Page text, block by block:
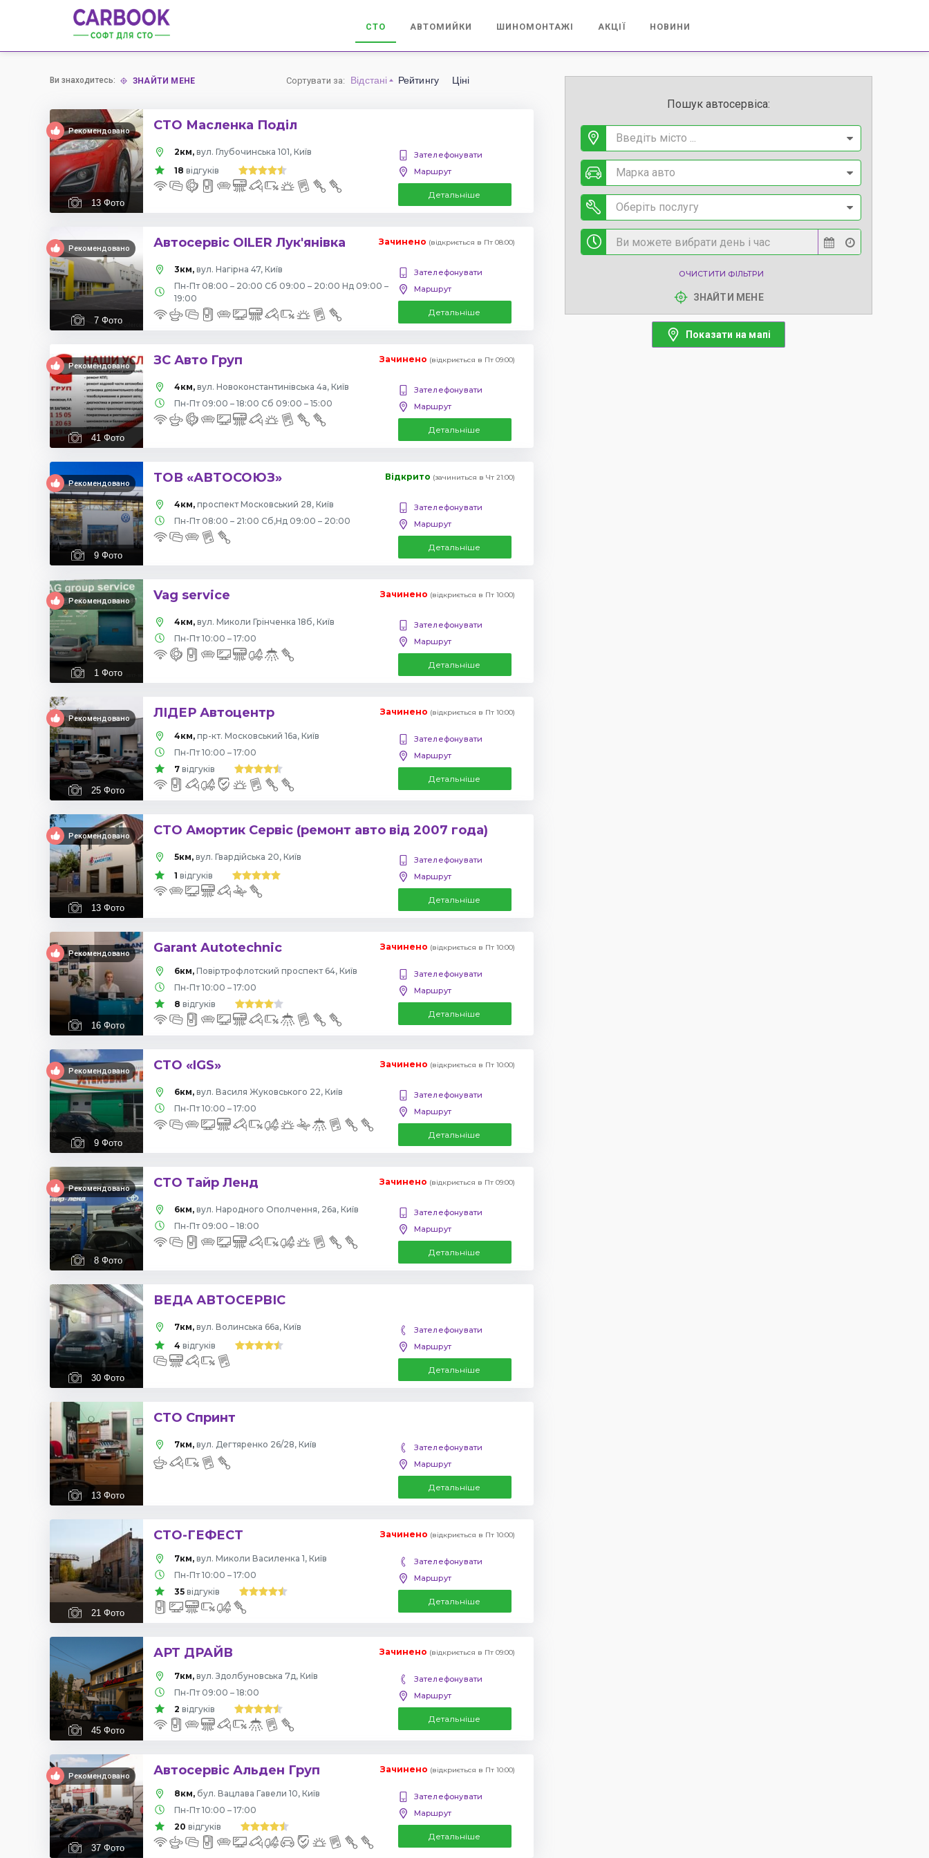
СТО АВТОМИЙКИ ШИНОМОНТАЖІ АКЦІЇ НОВИНИ
Ви знаходитесь: ЗНАЙТИ МЕНЕ Сортувати за: Відстані Рейтингу Ціні
Рекомендовано
13 Фото
СТО Масленка Поділ
2км, вул. Глубочинська 101, Київ
18 відгуків
Зателефонувати
Маршрут
Детальніше
Рекомендовано
7 Фото
Автосервіс OILER Лук'янівка Зачинено (відкриється в Пт 08:00)
3км, вул. Нагірна 47, Київ
Пн-Пт 08:00 – 20:00 Сб 09:00 – 20:00 Нд 09:00 –
19:00
Зателефонувати
Маршрут
Детальніше
Рекомендовано
41 Фото
ЗС Авто Груп Зачинено (відкриється в Пт 09:00)
4км, вул. Новоконстантинівська 4а, Київ
Пн-Пт 09:00 – 18:00 Сб 09:00 – 15:00
Зателефонувати
Маршрут
Детальніше
Рекомендовано
9 Фото
ТОВ «АВТОСОЮЗ» Відкрито (зачиниться в Чт 21:00)
4км, проспект Московський 28, Київ
Пн-Пт 08:00 – 21:00 Сб,Нд 09:00 – 20:00
Зателефонувати
Маршрут
Детальніше
Рекомендовано
1 Фото
Vag service Зачинено (відкриється в Пт 10:00)
4км, вул. Миколи Грінченка 18б, Київ
Пн-Пт 10:00 – 17:00
Зателефонувати
Маршрут
Детальніше
Рекомендовано
25 Фото
ЛІДЕР Автоцентр Зачинено (відкриється в Пт 10:00)
4км, пр-кт. Московський 16а, Київ
Пн-Пт 10:00 – 17:00
7 відгуків
Зателефонувати
Маршрут
Детальніше
Рекомендовано
13 Фото
СТО Амортик Сервіс (ремонт авто від 2007 года)
5км, вул. Гвардійська 20, Київ
1 відгуків
Зателефонувати
Маршрут
Детальніше
Рекомендовано
16 Фото
Garant Autotechnic Зачинено (відкриється в Пт 10:00)
6км,
Повіртрофлотский проспект 64, Київ
Пн-Пт 10:00 – 17:00
8 відгуків
Зателефонувати
Маршрут
Детальніше
Рекомендовано
9 Фото
СТО «IGS» Зачинено (відкриється в Пт 10:00)
6км, вул. Василя Жуковського 22, Київ
Пн-Пт 10:00 – 17:00
Зателефонувати
Маршрут
Детальніше
Рекомендовано
8 Фото
СТО Тайр Ленд Зачинено (відкриється в Пт 09:00)
6км, вул. Народного Ополчення, 26а, Київ
Пн-Пт 09:00 – 18:00
Зателефонувати
Маршрут
Детальніше
30 Фото
ВЕДА АВТОСЕРВІС
7км, вул. Волинська 66а, Київ
4 відгуків
Зателефонувати
Маршрут
Детальніше
13 Фото
СТО Спринт
7км, вул. Дегтяренко 26/28, Київ
Зателефонувати
Маршрут
Детальніше
21 Фото
СТО-ГЕФЕСТ Зачинено (відкриється в Пт 10:00)
7км, вул. Миколи Василенка 1, Київ
Пн-Пт 10:00 – 17:00
35 відгуків
Зателефонувати
Маршрут
Детальніше
45 Фото
АРТ ДРАЙВ Зачинено (відкриється в Пт 09:00)
7км, вул. Здолбуновська 7д, Київ
Пн-Пт 09:00 – 18:00
2 відгуків
Зателефонувати
Маршрут
Детальніше
Рекомендовано
37 Фото
Автосервіс Альден Груп Зачинено (відкриється в Пт 10:00)
8км, бул. Вацлава Гавели 10, Київ
Пн-Пт 10:00 – 17:00
20 відгуків
Зателефонувати
Маршрут
Детальніше
Пошук автосервіса:
Введіть місто ...
Марка авто
Оберіть послугу
ОЧИСТИТИ ФІЛЬТРИ
ЗНАЙТИ МЕНЕ
Показати на мапі